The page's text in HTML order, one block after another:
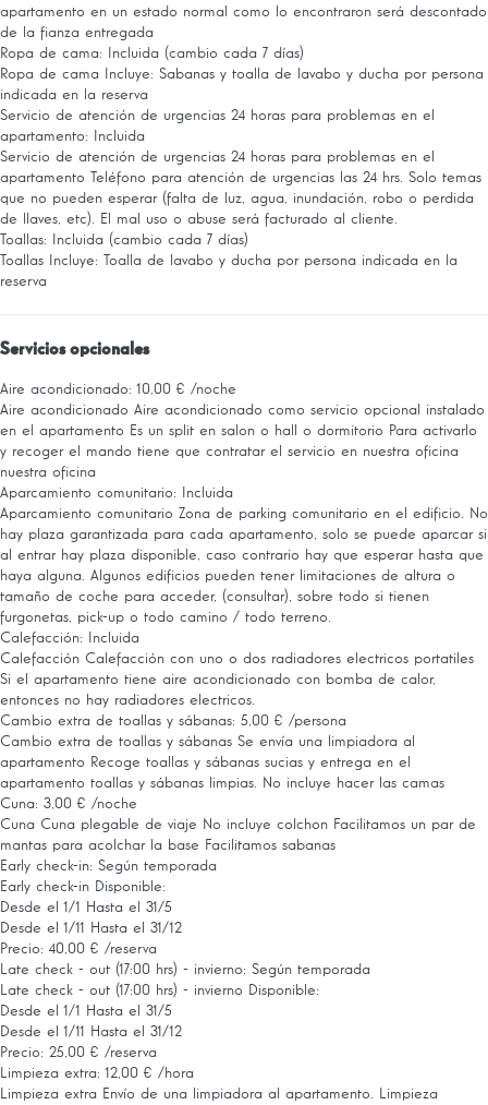
apartamento en un estado normal como lo encontraron será descontado
de la fianza entregada
Ropa de cama: Incluida (cambio cada 7 días)
Ropa de cama
Incluye: Sabanas y toalla de lavabo y ducha por persona
indicada en la reserva
Servicio de atención de urgencias 24 horas para problemas en el
apartamento: Incluida
Servicio de atención de urgencias 24 horas para problemas en el
apartamento
Teléfono para atención de urgencias las 24 hrs. Solo temas
que no pueden esperar (falta de luz, agua, inundación, robo o perdida
de llaves, etc). El mal uso o abuse será facturado al cliente.
Toallas: Incluida (cambio cada 7 días)
Toallas
Incluye: Toalla de lavabo y ducha por persona indicada en la
reserva
Servicios opcionales
Aire acondicionado: 10,00 € /noche
Aire acondicionado Aire acondicionado como servicio opcional instalado
en el apartamento Es un split en salon o hall o dormitorio Para activarlo
y recoger el mando tiene que contratar el servicio en nuestra oficina
nuestra oficina
Aparcamiento comunitario: Incluida
Aparcamiento comunitario Zona de parking comunitario en el edificio. No
hay plaza garantizada para cada apartamento, solo se puede aparcar si
al entrar hay plaza disponible, caso contrario hay que esperar hasta que
haya alguna. Algunos edificios pueden tener limitaciones de altura o
tamaño de coche para acceder, (consultar), sobre todo si tienen
furgonetas, pick-up o todo camino / todo terreno.
Calefacción: Incluida
Calefacción Calefacción con uno o dos radiadores electricos portatiles
Si el apartamento tiene aire acondicionado con bomba de calor,
entonces no hay radiadores electricos.
Cambio extra de toallas y sábanas: 5,00 € /persona
Cambio extra de toallas y sábanas Se envía una limpiadora al
apartamento Recoge toallas y sábanas sucias y entrega en el
apartamento toallas y sábanas limpias. No incluye hacer las camas
Cuna: 3,00 € /noche
Cuna Cuna plegable de viaje No incluye colchon Facilitamos un par de
mantas para acolchar la base Facilitamos sabanas
Early check-in: Según temporada
Early check-in Disponible:
Desde el 1/1 Hasta el 31/5
Desde el 1/11 Hasta el 31/12
Precio: 40,00 € /reserva
Late check - out (17:00 hrs) - invierno: Según temporada
Late check - out (17:00 hrs) - invierno Disponible:
Desde el 1/1 Hasta el 31/5
Desde el 1/11 Hasta el 31/12
Precio: 25,00 € /reserva
Limpieza extra: 12,00 € /hora
Limpieza extra Envío de una limpiadora al apartamento. Limpieza